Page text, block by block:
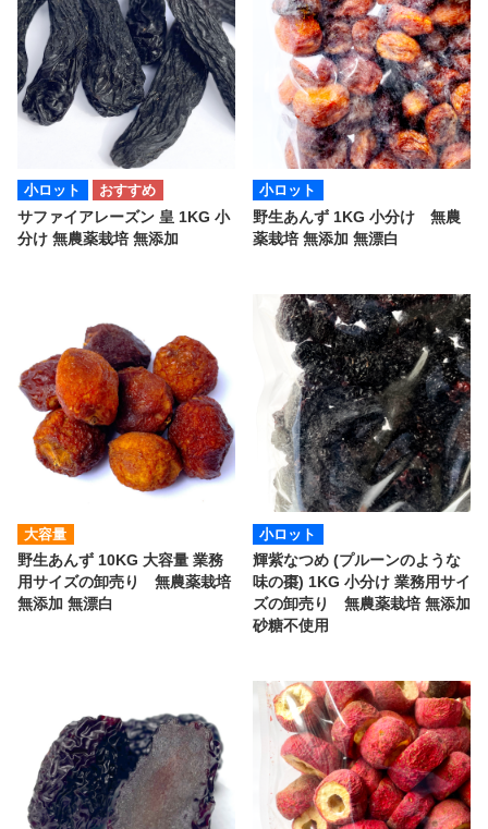
小ロット
サファイアレーズン 皇 1KG 小
分け 無農薬栽培 無添加
小ロット
野生あんず 1KG 小分け 無農
薬栽培 無添加 無漂白
大容量
野生あんず 10KG 大容量 業務
用サイズの卸売り 無農薬栽培
無添加 無漂白
小ロット
輝紫なつめ (プルーンのような
味の棗) 1KG 小分け 業務用サイ
ズの卸売り 無農薬栽培 無添加
砂糖不使用